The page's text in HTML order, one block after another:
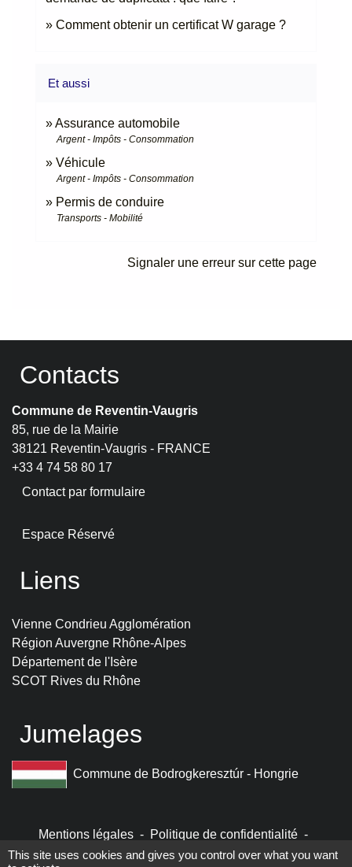
Comment obtenir un certificat W garage ?
Et aussi
Assurance automobile
Argent - Impôts - Consommation
Véhicule
Argent - Impôts - Consommation
Permis de conduire
Transports - Mobilité
Signaler une erreur sur cette page
Contacts
Commune de Reventin-Vaugris
85, rue de la Mairie
38121 Reventin-Vaugris - FRANCE
+33 4 74 58 80 17
Contact par formulaire
Espace Réservé
Liens
Vienne Condrieu Agglomération
Région Auvergne Rhône-Alpes
Département de l'Isère
SCOT Rives du Rhône
Jumelages
Commune de Bodrogkeresztúr - Hongrie
Mentions légales - Politique de confidentialité -
Accessibilité - Plan du site - Gestion des cookies
This site uses cookies and gives you control over what you want